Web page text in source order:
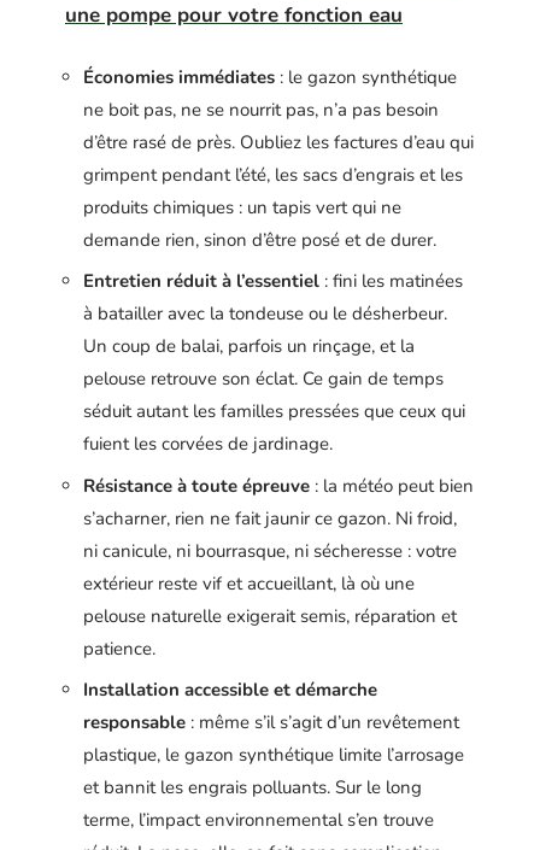
une pompe pour votre fonction eau
Économies immédiates : le gazon synthétique
ne boit pas, ne se nourrit pas, n’a pas besoin
d’être rasé de près. Oubliez les factures d’eau qui
grimpent pendant l’été, les sacs d’engrais et les
produits chimiques : un tapis vert qui ne
demande rien, sinon d’être posé et de durer.
Entretien réduit à l’essentiel : fini les matinées
à batailler avec la tondeuse ou le désherbeur.
Un coup de balai, parfois un rinçage, et la
pelouse retrouve son éclat. Ce gain de temps
séduit autant les familles pressées que ceux qui
fuient les corvées de jardinage.
Résistance à toute épreuve : la météo peut bien
s’acharner, rien ne fait jaunir ce gazon. Ni froid,
ni canicule, ni bourrasque, ni sécheresse : votre
extérieur reste vif et accueillant, là où une
pelouse naturelle exigerait semis, réparation et
patience.
Installation accessible et démarche
responsable : même s’il s’agit d’un revêtement
plastique, le gazon synthétique limite l’arrosage
et bannit les engrais polluants. Sur le long
terme, l’impact environnemental s’en trouve